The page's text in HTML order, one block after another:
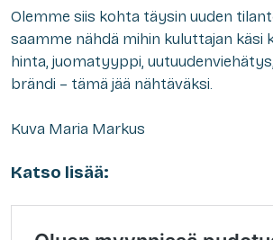
Olemme siis kohta täysin uuden
saamme nähdä mihin kuluttajan käsi
hinta, juomatyyppi,
brändi – tämä jää nähtäväksi.
Kuva Maria Markus
Katso lisää: